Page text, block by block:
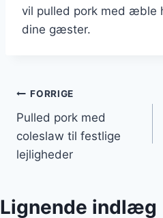
vil pulled pork med æble
dine gæster.
FORRIGE
Pulled pork med
coleslaw til festlige
lejligheder
Lignende indlæg